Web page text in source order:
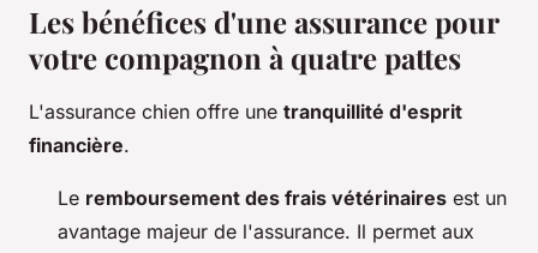
Les bénéfices d'une assurance pour
votre compagnon à quatre pattes
L'assurance chien offre une tranquillité d'esprit
financière.
Le remboursement des frais vétérinaires est un
avantage majeur de l'assurance. Il permet aux